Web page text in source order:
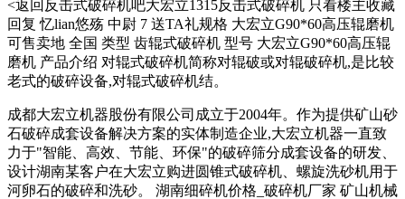
<返回反击式破碎机吧大宏立1315反击式破碎机 只看楼主收藏
回复 忆lian悠殇 中尉 7 送TA礼规格 大宏立G90*60高压辊磨机
可售卖地 全国 类型 齿辊式破碎机 型号 大宏立G90*60高压辊
磨机 产品介绍 对辊式破碎机简称对辊破或对辊破碎机,是比较
老式的破碎设备,对辊式破碎机结。
成都大宏立机器股份有限公司成立于2004年。作为提供矿山砂
石破碎成套设备解决方案的实体制造企业,大宏立机器一直致
力于"智能、高效、节能、环保"的破碎筛分成套设备的研发、
设计湖南某客户在大宏立购进圆锥式破碎机、螺旋洗砂机用于
河卵石的破碎和洗砂。 湖南细碎机价格_破碎机厂家 矿山机械